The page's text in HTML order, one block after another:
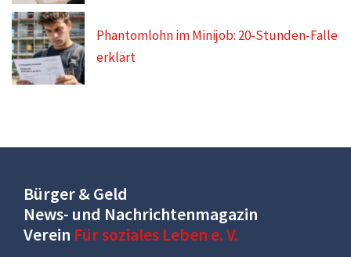
Phantomlohn im Minijob: 20-Stunden-Falle
erklärt
Bürger & Geld
News- und Nachrichtenmagazin
Verein Für soziales Leben e. V.